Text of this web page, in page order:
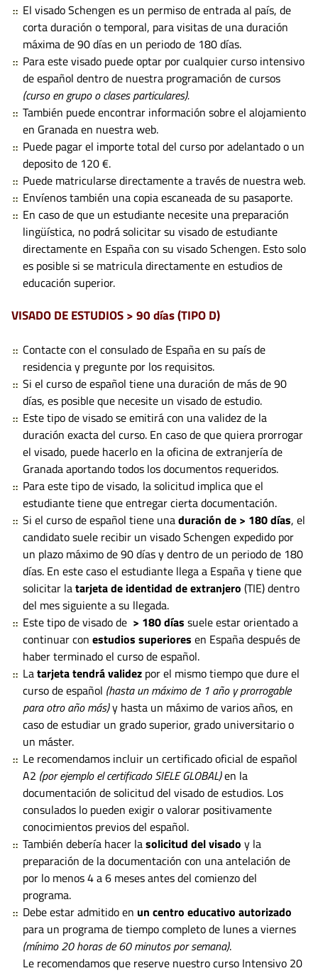
El visado Schengen es un permiso de entrada al país, de
corta duración o temporal, para visitas de una duración
máxima de 90 días en un periodo de 180 días.
Para este visado puede optar por cualquier curso intensivo
de español dentro de nuestra programación de cursos
(curso en grupo o clases particulares).
También puede encontrar información sobre el alojamiento
en Granada en nuestra web.
Puede pagar el importe total del curso por adelantado o un
deposito de 120 €.
Puede matricularse directamente a través de nuestra web.
Envíenos también una copia escaneada de su pasaporte.
En caso de que un estudiante necesite una preparación
lingüística, no podrá solicitar su visado de estudiante
directamente en España con su visado Schengen. Esto solo
es posible si se matricula directamente en estudios de
educación superior.
VISADO DE ESTUDIOS > 90 días (TIPO D)
Contacte con el consulado de España en su país de
residencia y pregunte por los requisitos.
Si el curso de español tiene una duración de más de 90
días, es posible que necesite un visado de estudio.
Este tipo de visado se emitirá con una validez de la
duración exacta del curso. En caso de que quiera prorrogar
el visado, puede hacerlo en la oficina de extranjería de
Granada aportando todos los documentos requeridos.
Para este tipo de visado, la solicitud implica que el
estudiante tiene que entregar cierta documentación.
Si el curso de español tiene unaduración de > 180 días, el
candidato suele recibir un visado Schengen expedido por
un plazo máximo de 90 días y dentro de un periodo de 180
días. En este caso el estudiante llega a España y tiene que
solicitar latarjeta de identidad de extranjero (TIE) dentro
del mes siguiente a su llegada.
Este tipo de visado de > 180 días suele estar orientado a
continuar con estudios superiores en España después de
haber terminado el curso de español.
Latarjeta tendrá validez por el mismo tiempo que dure el
curso de español (hasta un máximo de 1 año y prorrogable
para otro año más)y hasta un máximo de varios años, en
caso de estudiar un grado superior, grado universitario o
un máster.
Le recomendamos incluir un certificado oficial de español
A2 (por ejemplo el certificado SIELE GLOBAL)en la
documentación de solicitud del visado de estudios. Los
consulados lo pueden exigir o valorar positivamente
conocimientos previos del español.
También debería hacer lasolicitud del visado y la
preparación de la documentación con una antelación de
por lo menos 4 a 6 meses antes del comienzo del
programa.
Debe estar admitido en un centro educativo autorizado
para un programa de tiempo completo de lunes a viernes
(mínimo 20 horas de 60 minutos por semana).
Le recomendamos que reserve nuestro curso Intensivo 20